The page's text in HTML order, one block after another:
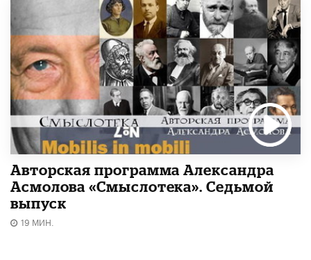
Авторская программа Александра
Асмолова «Смыслотека». Седьмой
выпуск
19 МИН.